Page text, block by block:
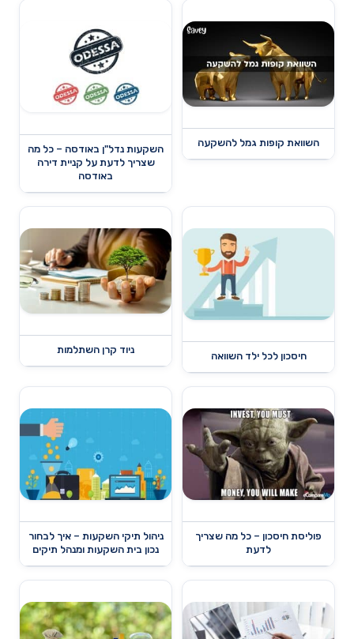
השוואת קופות גמל להשקעה
השקעות נדל"ן באודסה – כל מה
שצריך לדעת על קניית דירה
באודסה
חיסכון לכל ילד השוואה
ניוד קרן השתלמות
פוליסת חיסכון – כל מה שצריך
לדעת
ניהול תיקי השקעות – איך לבחור
נכון בית השקעות ומנהל תיקים